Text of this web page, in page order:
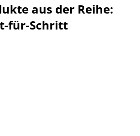
aus der Reihe:
für-Schritt